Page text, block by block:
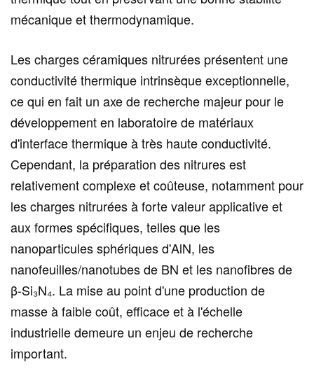
mécanique et thermodynamique.
Les charges céramiques nitrurées présentent une
conductivité thermique intrinsèque exceptionnelle,
ce qui en fait un axe de recherche majeur pour le
développement en laboratoire de matériaux
d'interface thermique à très haute conductivité.
Cependant, la préparation des nitrures est
relativement complexe et coûteuse, notamment pour
les charges nitrurées à forte valeur applicative et
aux formes spécifiques, telles que les
nanoparticules sphériques d'AlN, les
nanofeuilles/nanotubes de BN et les nanofibres de
β-Si₃N₄. La mise au point d'une production de
masse à faible coût, efficace et à l'échelle
industrielle demeure un enjeu de recherche
important.